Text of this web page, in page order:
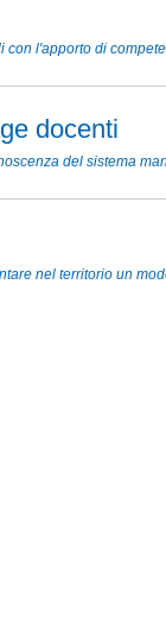
l'apporto di
docenti
del sistema
nel territorio un